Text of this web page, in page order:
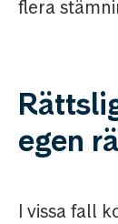
flera
egen
I vissa fall